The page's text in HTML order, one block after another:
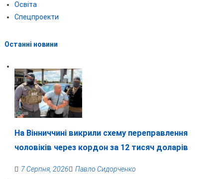
Освіта
Спецпроекти
Останні новини
На Вінниччині викрили схему переправлення
чоловіків через кордон за 12 тисяч доларів
7 Серпня, 2026 Павло Сидорченко